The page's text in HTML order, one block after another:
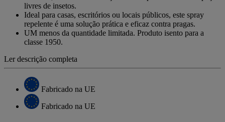
livres de insetos.
Ideal para casas, escritórios ou locais públicos, este spray
repelente é uma solução prática e eficaz contra pragas.
UM menos da quantidade limitada. Produto isento para a
classe 1950.
Ler descrição completa
Fabricado na UE
Fabricado na UE